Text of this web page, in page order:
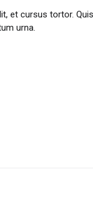
et cursus tortor.
urna.